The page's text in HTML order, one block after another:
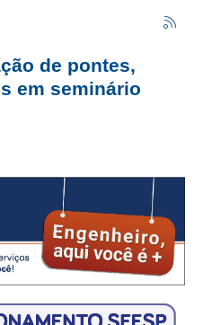
de pontes,
em seminário